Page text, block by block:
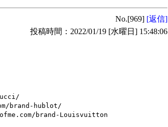
No.[969] [返信]
投稿時間：2022/01/19 [水曜日] 15:48:06
brand-hublot/
brand-Louisvuitton